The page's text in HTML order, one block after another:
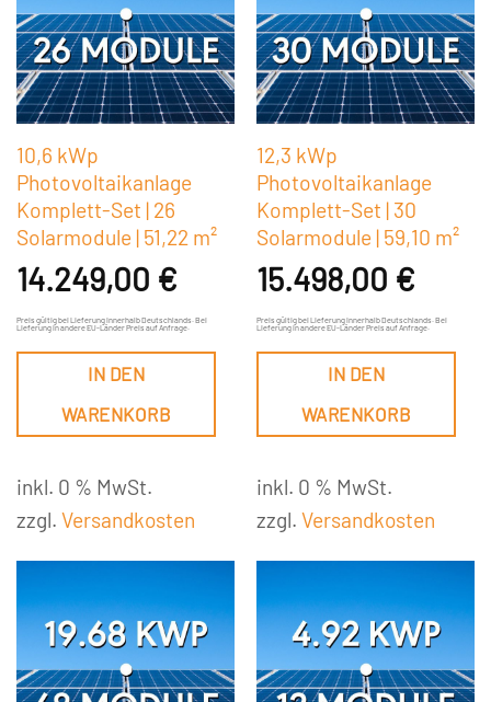
10,6 kWp
Photovoltaikanlage
Komplett-Set | 26
Solarmodule | 51,22 m²
14.249,00 €
Preis gültig bei Lieferung innerhalb Deutschlands. Bei
Lieferung in andere EU-Länder Preis auf Anfrage.
IN DEN
WARENKORB
inkl. 0 % MwSt.
zzgl. Versandkosten
12,3 kWp
Photovoltaikanlage
Komplett-Set | 30
Solarmodule | 59,10 m²
15.498,00 €
Preis gültig bei Lieferung innerhalb Deutschlands. Bei
Lieferung in andere EU-Länder Preis auf Anfrage.
IN DEN
WARENKORB
inkl. 0 % MwSt.
zzgl. Versandkosten